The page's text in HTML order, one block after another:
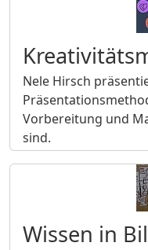
Nele Hirsch
Vorbereitung und
sind.
Wissen in